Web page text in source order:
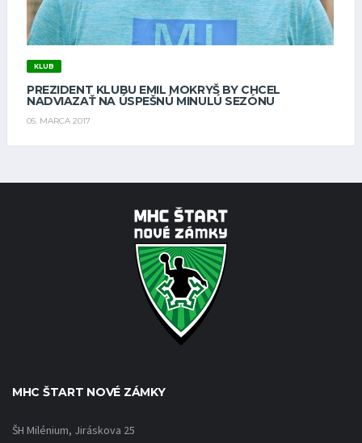
KLUB
PREZIDENT KLUBU EMIL MOKRYŠ BY CHCEL
NADVIAZAŤ NA ÚSPEŠNÚ MINULÚ SEZÓNU
05. MARCA 2017
MHC ŠTART NOVÉ ZÁMKY
ŠH Milénium, Jiráskova 25